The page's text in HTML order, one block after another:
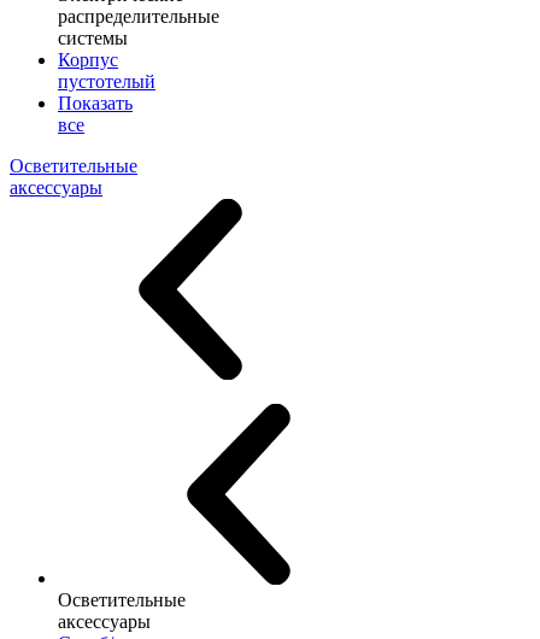
распределительные
системы
Корпус
пустотелый
Показать
все
Осветительные
аксессуары
Осветительные
аксессуары